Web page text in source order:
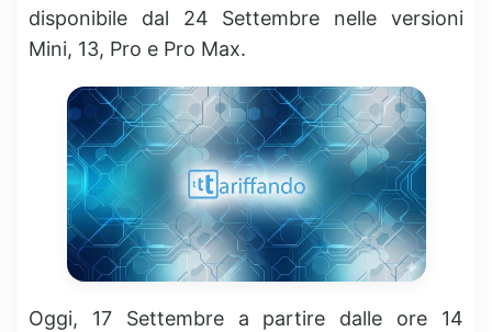
disponibile dal 24 Settembre nelle versioni
Mini, 13, Pro e Pro Max.
Oggi, 17 Settembre a partire dalle ore 14